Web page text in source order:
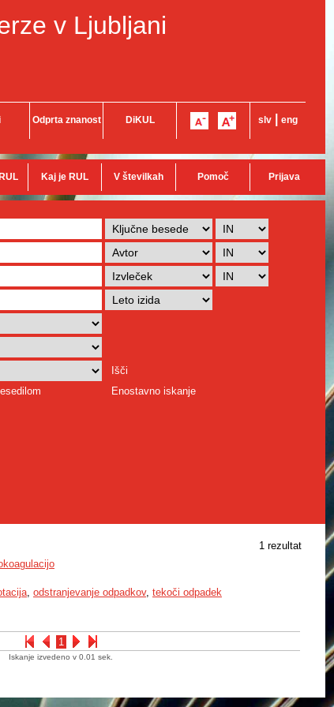
v Ljubljani
Odprta znanost DiKUL slv eng
Kaj je RUL V številkah Pomoč Prijava
Išči
Enostavno iskanje
1 rezultat
1
, odstranjevanje odpadkov, tekoči odpadek
Iskanje izvedeno v 0.01 sek.